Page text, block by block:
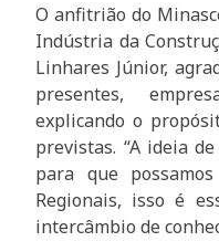
O anfitrião do
Indústria da
Linhares Júnior,
presentes,
explicando o
previstas. “A ideia
para que
Regionais, isso é
intercâmbio de